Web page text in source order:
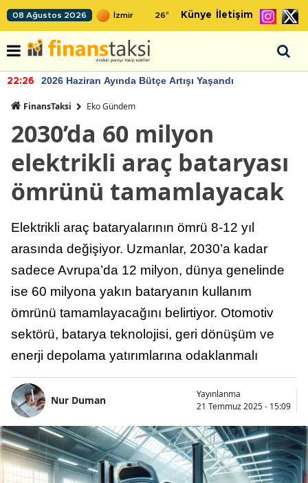
08 Ağustos 2026 26° Künye İletişim
22:26 2026 Haziran Ayında Bütçe Artışı Yaşandı
FinansTaksi Eko Gündem
2030’da 60 milyon
elektrikli araç bataryası
ömrünü tamamlayacak
Elektrikli araç bataryalarının ömrü 8-12 yıl
arasında değişiyor. Uzmanlar, 2030’a kadar
sadece Avrupa’da 12 milyon, dünya genelinde
ise 60 milyona yakın bataryanın kullanım
ömrünü tamamlayacağını belirtiyor. Otomotiv
sektörü, batarya teknolojisi, geri dönüşüm ve
enerji depolama yatırımlarına odaklanmalı
Nur Duman
Yayınlanma
21 Temmuz 2025 - 15:09